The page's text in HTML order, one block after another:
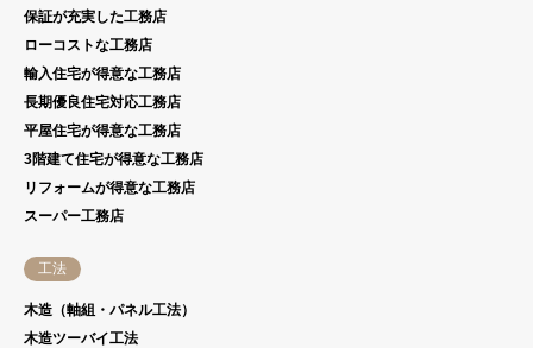
保証が充実した工務店
ローコストな工務店
輸入住宅が得意な工務店
長期優良住宅対応工務店
平屋住宅が得意な工務店
3階建て住宅が得意な工務店
リフォームが得意な工務店
スーパー工務店
工法
木造（軸組・パネル工法）
木造ツーバイ工法